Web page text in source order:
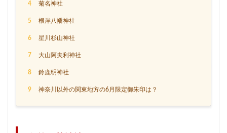
4 菊名神社
5 根岸八幡神社
6 星川杉山神社
7 大山阿夫利神社
8 鈴鹿明神社
9 神奈川以外の関東地方の6月限定御朱印は？